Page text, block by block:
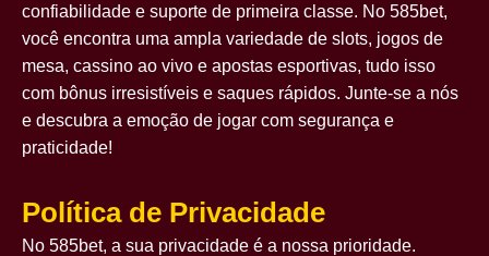
confiabilidade e suporte de primeira classe. No 585bet,
você encontra uma ampla variedade de slots, jogos de
mesa, cassino ao vivo e apostas esportivas, tudo isso
com bônus irresistíveis e saques rápidos. Junte-se a nós
e descubra a emoção de jogar com segurança e
praticidade!
Política de Privacidade
No 585bet, a sua privacidade é a nossa prioridade.